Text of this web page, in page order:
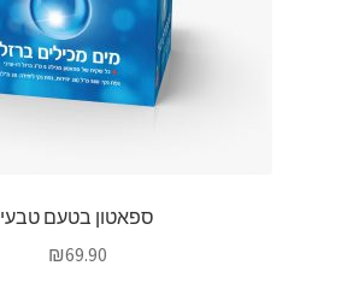
ספאטון בטעם טבעי
₪69.90